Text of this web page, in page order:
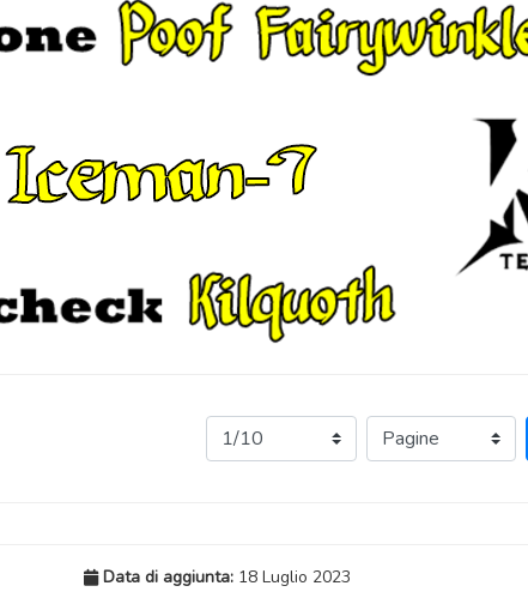
Data di aggiunta: 18 Luglio 2023